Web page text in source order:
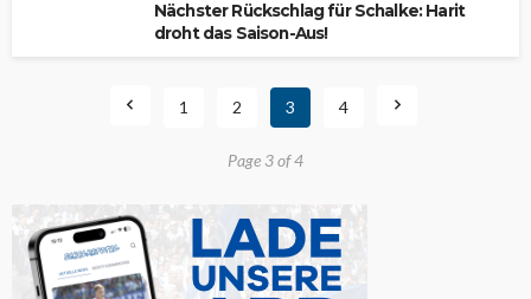
Nächster Rückschlag für Schalke: Harit
droht das Saison-Aus!
1 2 3 4
Page 3 of 4